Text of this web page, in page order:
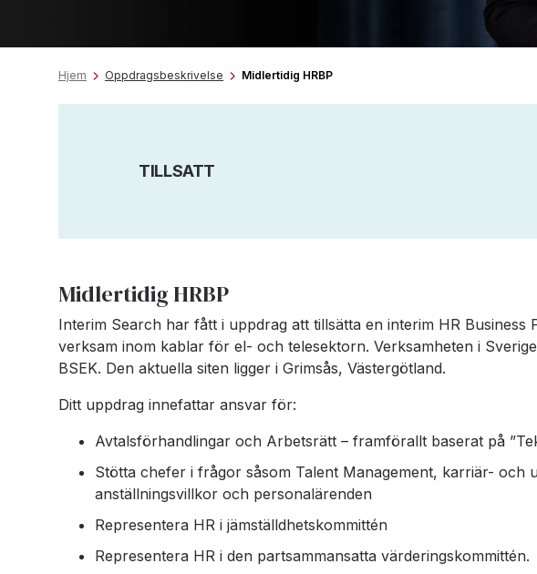
Hjem Oppdragsbeskrivelse Midlertidig HRBP
TILLSATT
Midlertidig HRBP
Interim Search har fått i uppdrag att tillsätta en interim HR
verksam inom kablar för el- och telesektorn. Verksamheten i
BSEK. Den aktuella siten ligger i Grimsås, Västergötland.
Ditt uppdrag innefattar ansvar för:
Avtalsförhandlingar och Arbetsrätt – framförallt baserat på
Stötta chefer i frågor såsom Talent Management, karriär- och
anställningsvillkor och personalärenden
Representera HR i jämställdhetskommittén
Representera HR i den partsammansatta värderingskommittén.